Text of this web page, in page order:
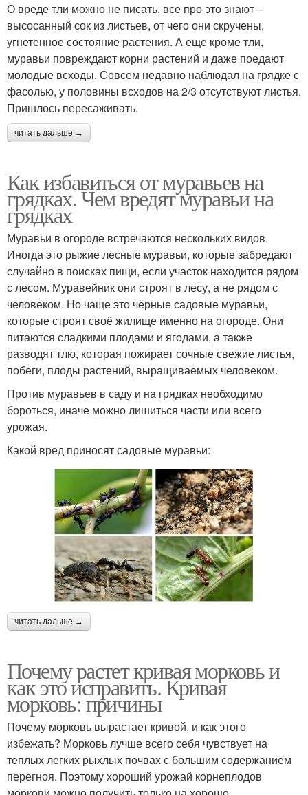
О вреде тли можно не писать, все про это знают –
высосанный сок из листьев, от чего они скручены,
угнетенное состояние растения. А еще кроме тли,
муравьи повреждают корни растений и даже поедают
молодые всходы. Совсем недавно наблюдал на грядке с
фасолью, у половины всходов на 2/3 отсутствуют листья.
Пришлось пересаживать.
читать дальше →
Как избавиться от муравьев на
грядках. Чем вредят муравьи на
грядках
Муравьи в огороде встречаются нескольких видов.
Иногда это рыжие лесные муравьи, которые забредают
случайно в поисках пищи, если участок находится рядом
с лесом. Муравейник они строят в лесу, а не рядом с
человеком. Но чаще это чёрные садовые муравьи,
которые строят своё жилище именно на огороде. Они
питаются сладкими плодами и ягодами, а также
разводят тлю, которая пожирает сочные свежие листья,
побеги, плоды растений, выращиваемых человеком.
Против муравьев в саду и на грядках необходимо
бороться, иначе можно лишиться части или всего
урожая.
Какой вред приносят садовые муравьи:
читать дальше →
Почему растет кривая морковь и
как это исправить. Кривая
морковь: причины
Почему морковь вырастает кривой, и как этого
избежать? Морковь лучше всего себя чувствует на
теплых легких рыхлых почвах с большим содержанием
перегноя. Поэтому хороший урожай корнеплодов